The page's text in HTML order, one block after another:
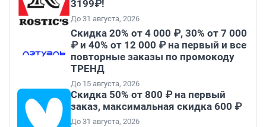
3199₽!
До 31 августа, 2026
Скидка 20% от 4 000 ₽, 30% от 7 000
₽ и 40% от 12 000 ₽ на первый и все
повторные заказы по промокоду
ТРЕНД
До 15 августа, 2026
Скидка 50% от 800 ₽ на первый
заказ, максимальная скидка 600 ₽
До 31 августа, 2026